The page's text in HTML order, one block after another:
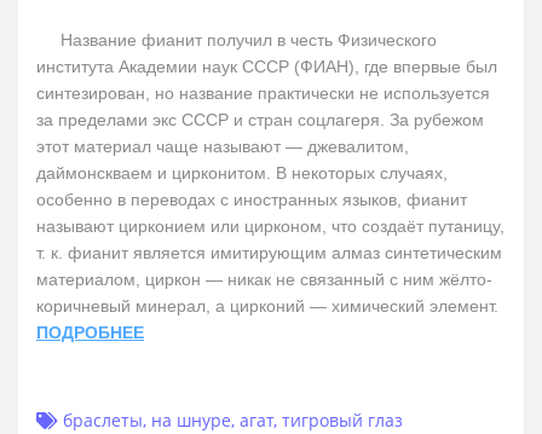
Название фианит получил в честь Физического
института Академии наук СССР (ФИАН), где впервые был
синтезирован, но название практически не используется
за пределами экс СССР и стран соцлагеря. За рубежом
этот материал чаще называют — джевалитом,
даймонскваем и цирконитом. В некоторых случаях,
особенно в переводах с иностранных языков, фианит
называют цирконием или цирконом, что создаёт путаницу,
т. к. фианит является имитирующим алмаз синтетическим
материалом, циркон — никак не связанный с ним жёлто-
коричневый минерал, а цирконий — химический элемент.
ПОДРОБНЕЕ
браслеты, на шнуре, агат, тигровый глаз